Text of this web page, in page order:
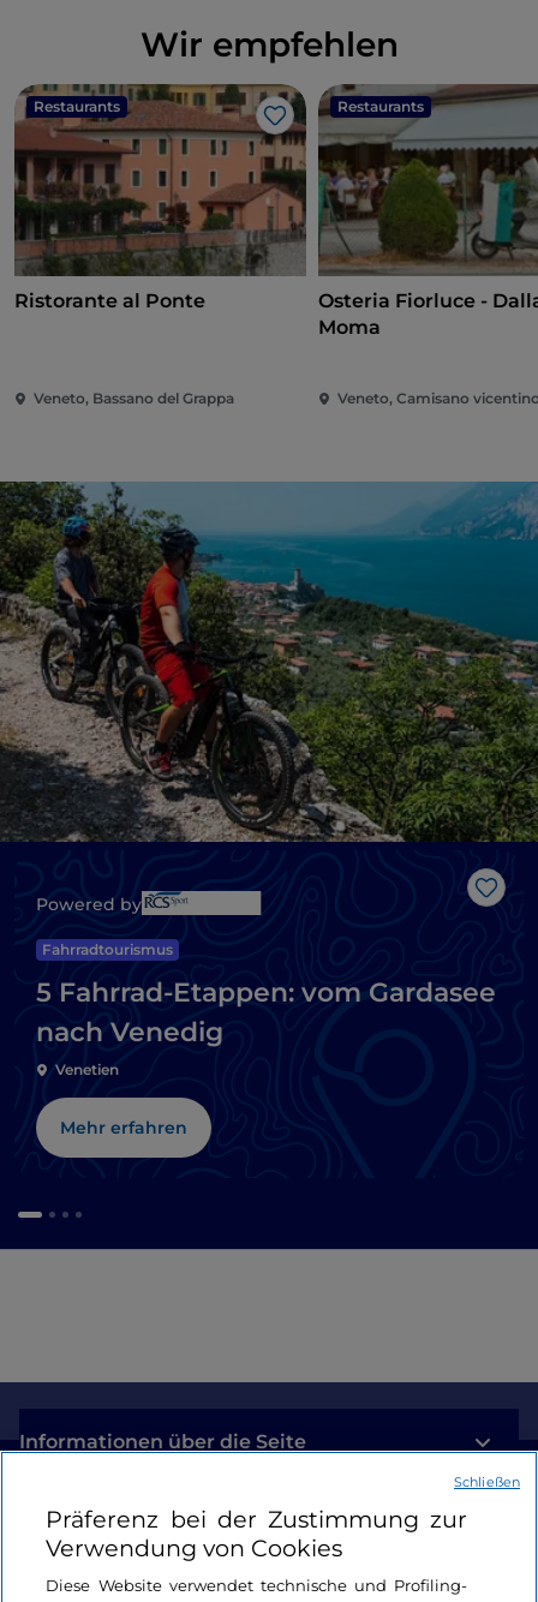
Wir empfehlen
Restaurants
Like
Ristorante al Ponte
Veneto, Bassano del Grappa
Restaurants
Osteria Fiorluce -
Moma
Veneto, Camisano
Like
Powered by
Fahrradtourismus
5 Fahrrad-Etappen: vom Gardasee
nach Venedig
Venetien
Mehr erfahren
Informationen über die Seite
Nützliche Links
Login
Präferenz bei der Zustimmung zur
Verwendung von Cookies
Diese Website verwendet technische und Profiling-
Schließen